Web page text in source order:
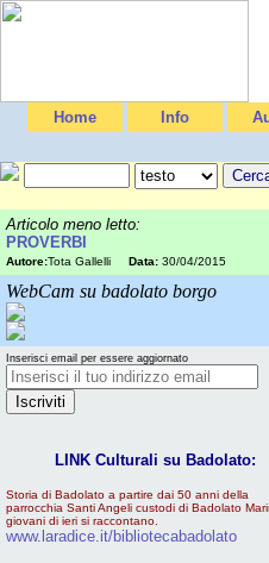
Home Info
Articolo meno letto:
PROVERBI
Autore:Tota Gallelli Data: 30/04/2015
WebCam su badolato borgo
Inserisci email per essere aggiornato
LINK Culturali su Badolato:
Storia di Badolato a partire dai 50 anni della
parrocchia Santi Angeli custodi di Badolato
giovani di ieri si raccontano.
www.laradice.it/bibliotecabadolato